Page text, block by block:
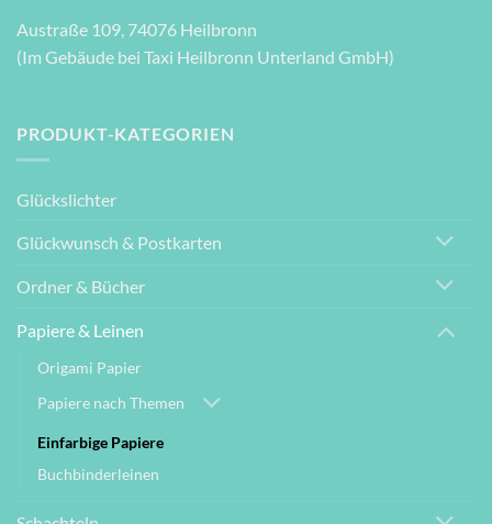
Austraße 109, 74076 Heilbronn
(Im Gebäude bei Taxi Heilbronn Unterland GmbH)
PRODUKT-KATEGORIEN
Glückslichter
Glückwunsch & Postkarten
Ordner & Bücher
Papiere & Leinen
Origami Papier
Papiere nach Themen
Einfarbige Papiere
Buchbinderleinen